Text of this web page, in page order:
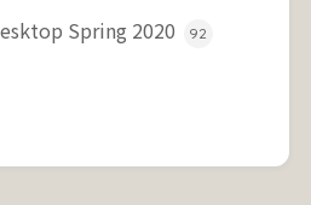
Spring 2020 92